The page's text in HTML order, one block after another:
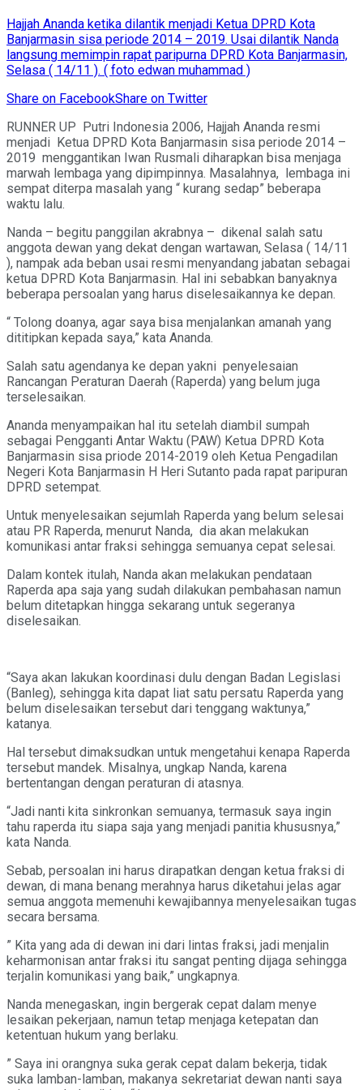
Hajjah Ananda ketika dilantik menjadi Ketua DPRD Kota
Banjarmasin sisa periode 2014 – 2019. Usai dilantik Nanda
langsung memimpin rapat paripurna DPRD Kota Banjarmasin,
Selasa ( 14/11 ). ( foto edwan muhammad )
Share on FacebookShare on Twitter
RUNNER UP Putri Indonesia 2006, Hajjah Ananda resmi
menjadi Ketua DPRD Kota Banjarmasin sisa periode 2014 –
2019 menggantikan Iwan Rusmali diharapkan bisa menjaga
marwah lembaga yang dipimpinnya. Masalahnya, lembaga ini
sempat diterpa masalah yang “ kurang sedap” beberapa
waktu lalu.
Nanda – begitu panggilan akrabnya – dikenal salah satu
anggota dewan yang dekat dengan wartawan, Selasa ( 14/11
), nampak ada beban usai resmi menyandang jabatan sebagai
ketua DPRD Kota Banjarmasin. Hal ini sebabkan banyaknya
beberapa persoalan yang harus diselesaikannya ke depan.
“ Tolong doanya, agar saya bisa menjalankan amanah yang
dititipkan kepada saya,” kata Ananda.
Salah satu agendanya ke depan yakni penyelesaian
Rancangan Peraturan Daerah (Raperda) yang belum juga
terselesaikan.
Ananda menyampaikan hal itu setelah diambil sumpah
sebagai Pengganti Antar Waktu (PAW) Ketua DPRD Kota
Banjarmasin sisa priode 2014-2019 oleh Ketua Pengadilan
Negeri Kota Banjarmasin H Heri Sutanto pada rapat paripuran
DPRD setempat.
Untuk menyelesaikan sejumlah Raperda yang belum selesai
atau PR Raperda, menurut Nanda, dia akan melakukan
komunikasi antar fraksi sehingga semuanya cepat selesai.
Dalam kontek itulah, Nanda akan melakukan pendataan
Raperda apa saja yang sudah dilakukan pembahasan namun
belum ditetapkan hingga sekarang untuk segeranya
diselesaikan.
“Saya akan lakukan koordinasi dulu dengan Badan Legislasi
(Banleg), sehingga kita dapat liat satu persatu Raperda yang
belum diselesaikan tersebut dari tenggang waktunya,”
katanya.
Hal tersebut dimaksudkan untuk mengetahui kenapa Raperda
tersebut mandek. Misalnya, ungkap Nanda, karena
bertentangan dengan peraturan di atasnya.
“Jadi nanti kita sinkronkan semuanya, termasuk saya ingin
tahu raperda itu siapa saja yang menjadi panitia khususnya,”
kata Nanda.
Sebab, persoalan ini harus dirapatkan dengan ketua fraksi di
dewan, di mana benang merahnya harus diketahui jelas agar
semua anggota memenuhi kewajibannya menyelesaikan tugas
secara bersama.
” Kita yang ada di dewan ini dari lintas fraksi, jadi menjalin
keharmonisan antar fraksi itu sangat penting dijaga sehingga
terjalin komunikasi yang baik,” ungkapnya.
Nanda menegaskan, ingin bergerak cepat dalam menye
lesaikan pekerjaan, namun tetap menjaga ketepatan dan
ketentuan hukum yang berlaku.
” Saya ini orangnya suka gerak cepat dalam bekerja, tidak
suka lamban-lamban, makanya sekretariat dewan nanti saya